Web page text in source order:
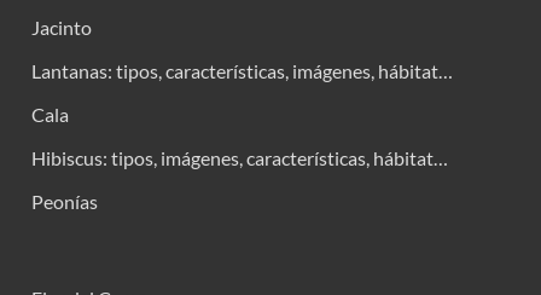
Jacinto
Lantanas: tipos, características, imágenes, hábitat…
Cala
Hibiscus: tipos, imágenes, características, hábitat…
Peonías